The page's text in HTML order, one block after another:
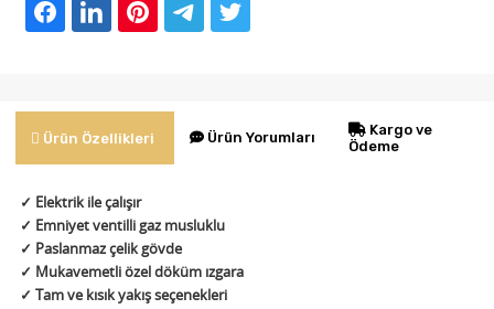
Ürün Özellikleri Ürün Yorumları
Kargo ve
Ödeme
✓ Elektrik ile çalışır
✓ Emniyet ventilli gaz musluklu
✓ Paslanmaz çelik gövde
✓ Mukavemetli özel döküm ızgara
✓ Tam ve kısık yakış seçenekleri